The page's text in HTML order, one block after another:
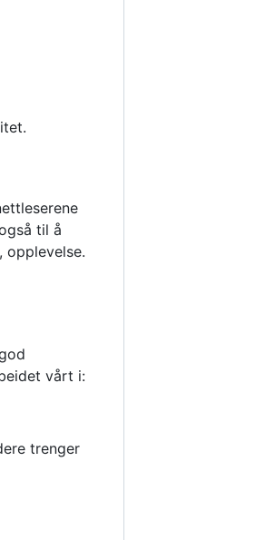
til å
opplevelse.
vårt i:
trenger